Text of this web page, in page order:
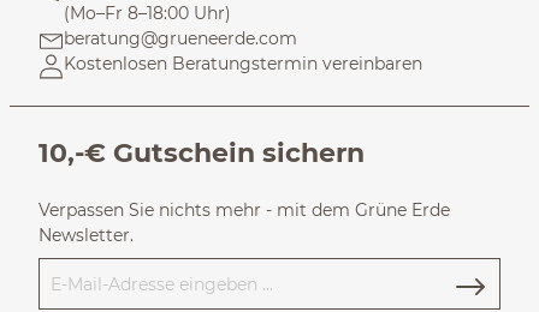
(Mo–Fr 8–18:00 Uhr)
beratung@grueneerde.com
Kostenlosen Beratungstermin vereinbaren
10,-€ Gutschein sichern
Verpassen Sie nichts mehr - mit dem Grüne Erde
Newsletter.